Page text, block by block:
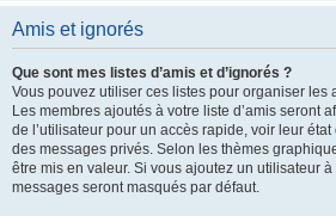
Amis et ignorés
Que sont mes listes d’amis et d’ignorés ?
Vous pouvez utiliser ces listes pour organiser les
Les membres ajoutés à votre liste d’amis seront
de l’utilisateur pour un accès rapide, voir leur
des messages privés. Selon les thèmes
être mis en valeur. Si vous ajoutez un utilisateur
messages seront masqués par défaut.